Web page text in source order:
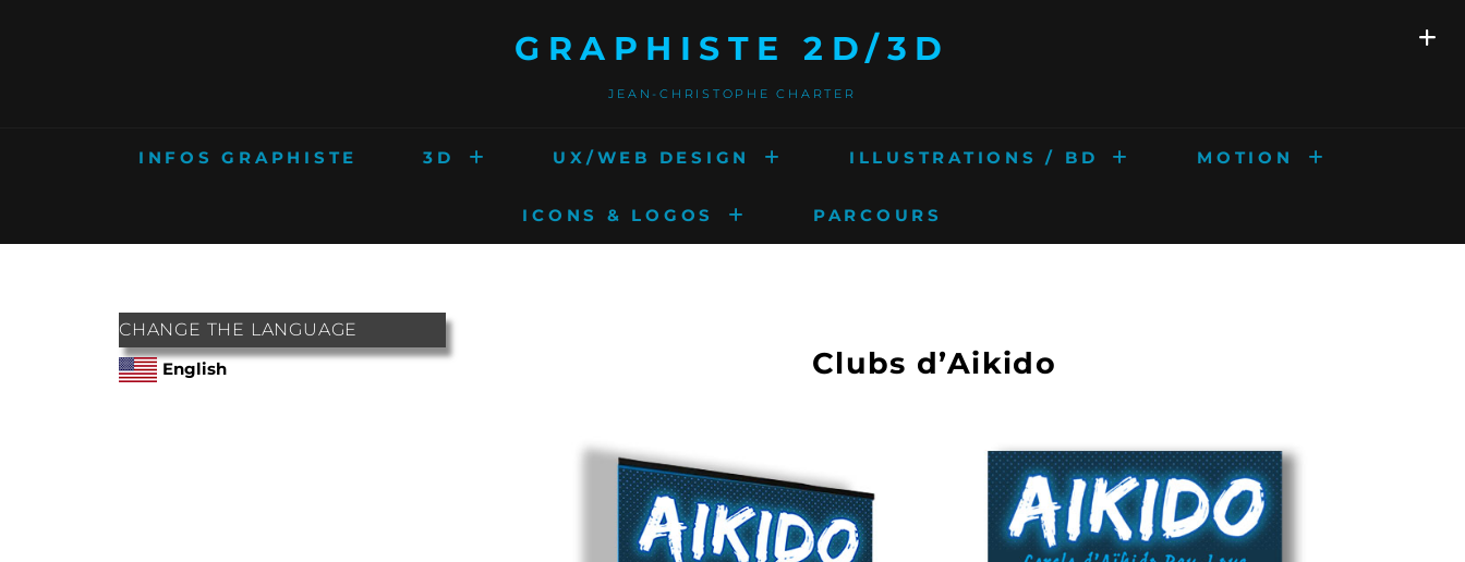
GRAPHISTE 2D/3D
JEAN-CHRISTOPHE CHARTER
INFOS GRAPHISTE 3D UX/WEB DESIGN ILLUSTRATIONS / BD MOTION
ICONS & LOGOS PARCOURS
Clubs d’Aikido
CHANGE THE LANGUAGE
English